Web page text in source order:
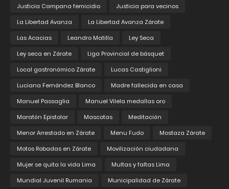
Justicia Campana femicidio
Justicia para vecinos
La Libertad Avanza
La Libertad Avanza Zárate
Las Acacias
Leandro Matilla
Ley Seca
Ley seca en Zárate
Liga Provincial de básquet
Local gastronómico Zárate
Lucas Castiglioni
Luciana Fernández Blanco
Madre fallecida en casa
Manuel Passaglia
Manuel Vilela medallas oro
Maratón Epistolar
Mascotas
Meditación
Menor Arrestado en Zárate
Menu Fudo
Mostaza Zárate
Motos Robadas en Zárate
Movilización ciudadana
Mujer se quita la vida Lima
Multas y faltas Lima
Mundial Juvenil Rumania
Municipalidad de Zárate